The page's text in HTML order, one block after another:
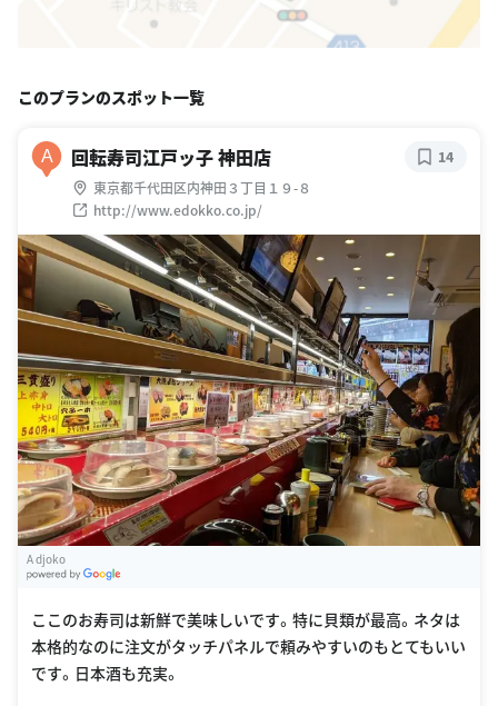
このプランのスポット一覧
A 回転寿司江戸ッ子 神田店
東京都千代田区内神田３丁目１９-８
http://www.edokko.co.jp/
14
A djoko
ここのお寿司は新鮮で美味しいです。特に貝類が最高。ネタは
本格的なのに注文がタッチパネルで頼みやすいのもとてもいい
です。日本酒も充実。